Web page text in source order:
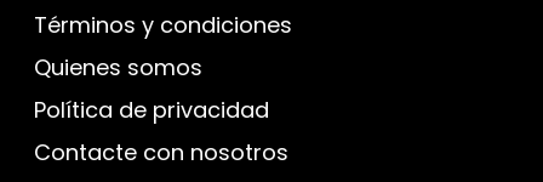
Términos y condiciones
Quienes somos
Política de privacidad
Contacte con nosotros